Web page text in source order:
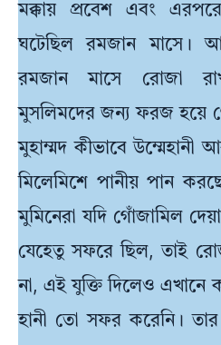
মক্কায় প্রবেশ এবং
ঘটেছিল রমজান মাসে।
রমজান মাসে রোজা
মুসলিমদের জন্য ফরজ হয়ে
মুহাম্মদ কীভাবে উম্মেহানী
মিলেমিশে পানীয় পান
মুমিনেরা যদি গোঁজামিল
যেহেতু সফরে ছিল, তাই
না, এই যুক্তি দিলেও এখানে
হানী তো সফর করেনি।